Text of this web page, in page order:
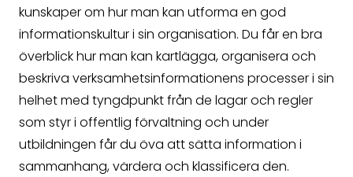
kunskaper om hur man kan utforma en god
informationskultur i sin organisation. Du får en bra
överblick hur man kan kartlägga, organisera och
beskriva verksamhetsinformationens processer i sin
helhet med tyngdpunkt från de lagar och regler
som styr i offentlig förvaltning och under
utbildningen får du öva att sätta information i
sammanhang, värdera och klassificera den.